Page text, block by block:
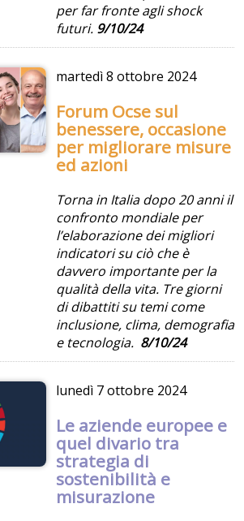
per far fronte agli shock
futuri. 9/10/24
martedì8 ottobre 2024
Forum Ocse sul
benessere, occasione
per migliorare misure
ed azioni
Torna in Italia dopo 20 anni il
confronto mondiale per
l’elaborazione dei migliori
indicatori su ciò che è
davvero importante per la
qualità della vita. Tre giorni
di dibattiti su temi come
inclusione, clima, demografia
e tecnologia. 8/10/24
lunedì 7 ottobre 2024
Le aziende europee e
quel divario tra
strategia di
sostenibilità e
misurazione